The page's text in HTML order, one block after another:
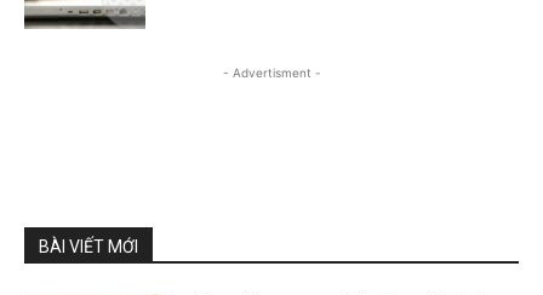
- Advertisment -
BÀI VIẾT MỚI